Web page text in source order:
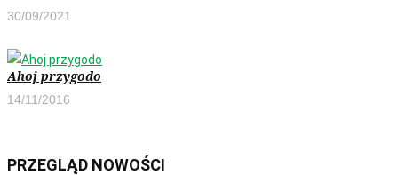
30/09/2021
Ahoj przygodo
14/11/2016
PRZEGLĄD NOWOŚCI